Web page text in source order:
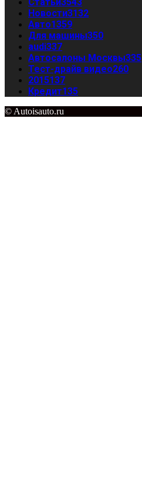
Новости3132
Авто1359
Для машины350
audi337
Автосалоны Москвы335
Тест-драйв видео260
2015137
Кредит135
© Autoisauto.ru